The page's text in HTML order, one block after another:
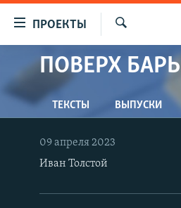
упрощенного
доступа
Вернуться
к
основному
содержанию
ПРОЕКТЫ
ПРОГРАММЫ
ПОДКАСТЫ
АВТОРСКИЕ ПРОЕКТЫ
ЦИТАТЫ СВОБОДЫ
МНЕНИЯ
КУЛЬТУРА
ПОВЕРХ
ТЕКСТЫ ВЫПУСКИ
09 апреля 2023
Иван Толстой